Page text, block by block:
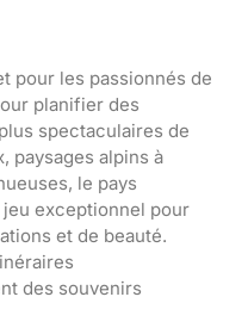
pour les passionnés de
planifier des
spectaculaires de
paysages alpins à
le pays
exceptionnel pour
et de beauté.
des souvenirs